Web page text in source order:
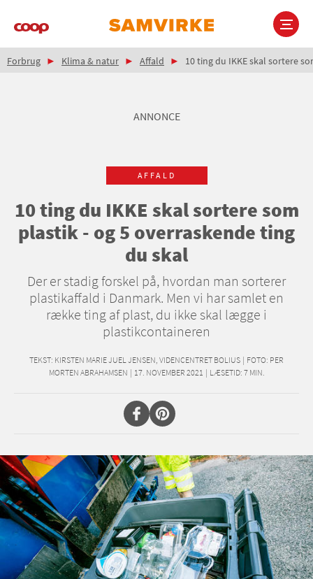
Main
Brødkrumme
Forbrug Klima & natur Affald 10 ting du IKKE skal sortere
ANNONCE
AFFALD
10 ting du IKKE skal sortere som
plastik - og 5 overraskende ting
du skal
Der er stadig forskel på, hvordan man sorterer
plastikaffald i Danmark. Men vi har samlet en
række ting af plast, du ikke skal lægge i
plastikcontaineren
TEKST: KIRSTEN MARIE JUEL JENSEN, VIDENCENTRET BOLIUS | FOTO: PER
MORTEN ABRAHAMSEN | 17. NOVEMBER 2021 | LÆSETID: 7 MIN.